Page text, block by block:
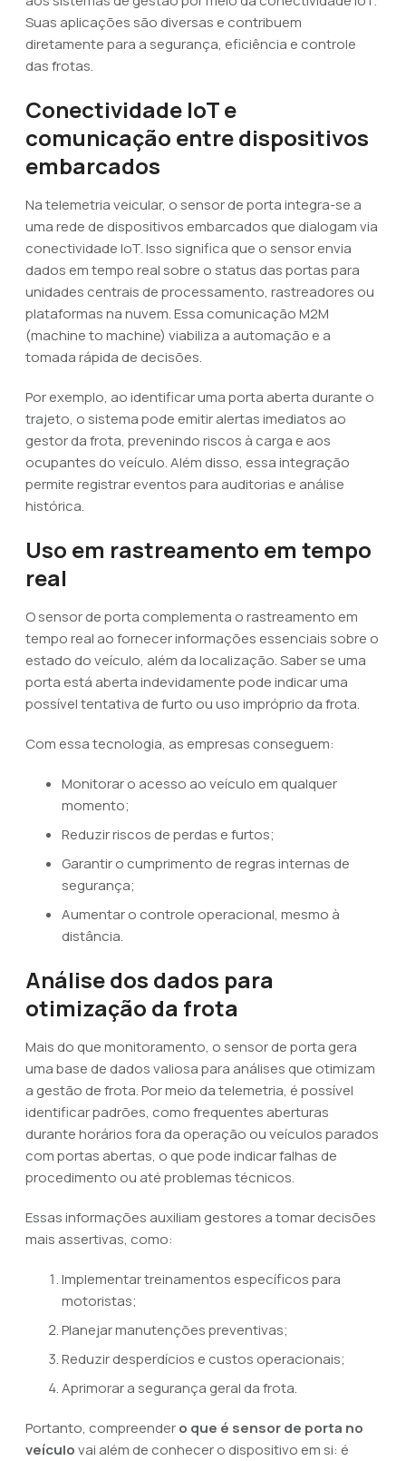
Suas aplicações são diversas e contribuem
diretamente para a segurança, eficiência e controle
das frotas.
Conectividade IoT e
comunicação entre dispositivos
embarcados
Na telemetria veicular, o sensor de porta integra-se a
uma rede de dispositivos embarcados que dialogam via
conectividade IoT. Isso significa que o sensor envia
dados em tempo real sobre o status das portas para
unidades centrais de processamento, rastreadores ou
plataformas na nuvem. Essa comunicação M2M
(machine to machine) viabiliza a automação e a
tomada rápida de decisões.
Por exemplo, ao identificar uma porta aberta durante o
trajeto, o sistema pode emitir alertas imediatos ao
gestor da frota, prevenindo riscos à carga e aos
ocupantes do veículo. Além disso, essa integração
permite registrar eventos para auditorias e análise
histórica.
Uso em rastreamento em tempo
real
O sensor de porta complementa o rastreamento em
tempo real ao fornecer informações essenciais sobre o
estado do veículo, além da localização. Saber se uma
porta está aberta indevidamente pode indicar uma
possível tentativa de furto ou uso impróprio da frota.
Com essa tecnologia, as empresas conseguem:
Monitorar o acesso ao veículo em qualquer
momento;
Reduzir riscos de perdas e furtos;
Garantir o cumprimento de regras internas de
segurança;
Aumentar o controle operacional, mesmo à
distância.
Análise dos dados para
otimização da frota
Mais do que monitoramento, o sensor de porta gera
uma base de dados valiosa para análises que otimizam
a gestão de frota. Por meio da telemetria, é possível
identificar padrões, como frequentes aberturas
durante horários fora da operação ou veículos parados
com portas abertas, o que pode indicar falhas de
procedimento ou até problemas técnicos.
Essas informações auxiliam gestores a tomar decisões
mais assertivas, como:
Implementar treinamentos específicos para
motoristas;
Planejar manutenções preventivas;
Reduzir desperdícios e custos operacionais;
Aprimorar a segurança geral da frota.
Portanto, compreendero que é sensor de porta no
veículovai além de conhecer o dispositivo em si: é